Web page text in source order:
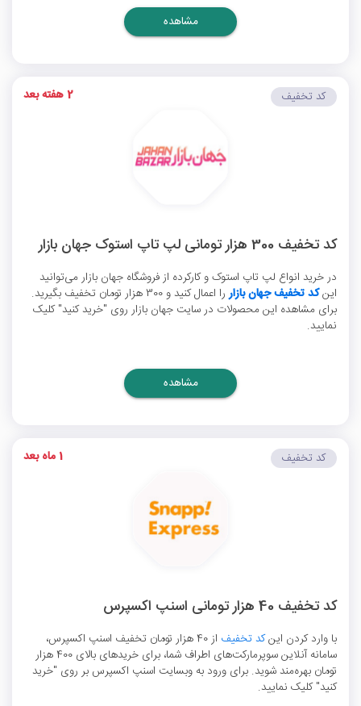
مشاهده
کد تخفیف 300 هزار تومانی لپ تاپ استوک جهان بازار
در خرید انواع لپ تاپ استوک و کارکرده از فروشگاه جهان بازار می‌توانید
اینکد تخفیف جهان بازار
را اعمال کنید و 300 هزار تومان تخفیف بگیرید.
برای مشاهده این محصولات در سایت جهان بازار روی "خرید کنید" کلیک
نمایید.
کد تخفیف 2 هفته بعد
مشاهده
کد تخفیف 40 هزار تومانی اسنپ اکسپرس
با وارد کردن اینکد تخفیف
از 40 هزار تومان تخفیف اسنپ اکسپرس،
سامانه آنلاین سوپرمارکت‌های اطراف شما، برای خریدهای بالای 400 هزار
تومان بهره‌مند شوید. برای ورود به وبسایت اسنپ اکسپرس بر روی "خرید
کنید" کلیک نمایید.
کد تخفیف 1 ماه بعد